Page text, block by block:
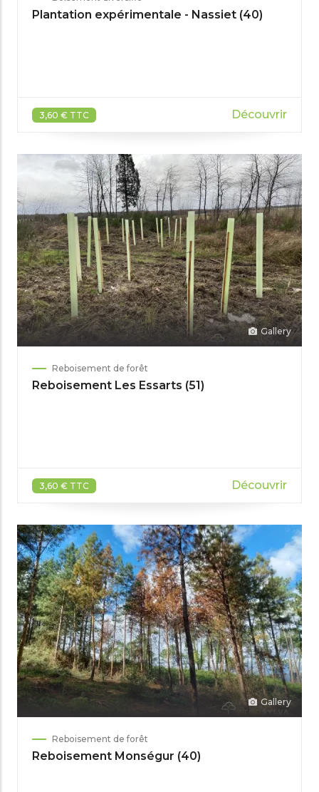
Plantation expérimentale - Nassiet (40)
3,60 € TTC Découvrir
Gallery
Reboisement de forêt
Reboisement Les Essarts (51)
3,60 € TTC Découvrir
Gallery
Reboisement de forêt
Reboisement Monségur (40)